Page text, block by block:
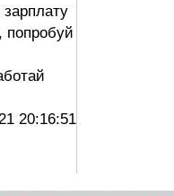
попробуй
20:16:51